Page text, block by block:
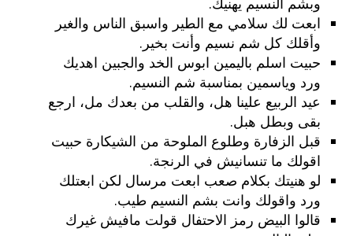
ابعت لك سلامي مع الطير واسبق الناس والغير
وأقلك كل شم نسيم وأنت بخير.
حبيت اسلم باليمين ابوس الخد والجبين اهديك
ورد وياسمين بمناسبة شم النسيم.
عيد الربيع علينا هل، والقلب من بعدك مل، ارجع
بقى وبطل هبل.
قبل الزفارة وطلوع الملوحة من الشيكارة حبيت
اقولك ما تنسانيش في الرنجة.
لو هنيتك بكلام صعب ابعت مرسال لكن ابعتلك
ورد واقولك وانت بشم النسيم طيب.
قالوا البيض رمز الاحتفال قولت مافيش غيرك